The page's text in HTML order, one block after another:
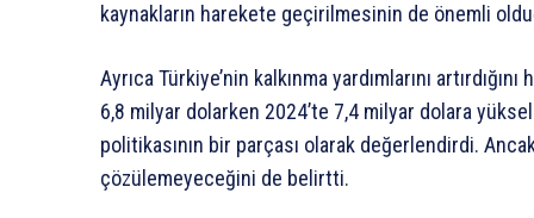
kaynakların harekete geçirilmesinin de önemli
Ayrıca Türkiye’nin kalkınma yardımlarını
6,8 milyar dolarken 2024’te 7,4 milyar dolara
politikasının bir parçası olarak değerlendirdi.
çözülemeyeceğini de belirtti.